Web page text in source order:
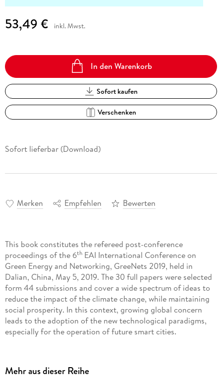
53,49 € inkl. Mwst.
In den Warenkorb
Sofort kaufen
Verschenken
Sofort lieferbar (Download)
Merken Empfehlen Bewerten
This book constitutes the refereed post-conference
proceedings of the 6thEAI International Conference on
Green Energy and Networking, GreeNets 2019, held in
Dalian, China, May 5, 2019. The 30 full papers were selected
form 44 submissions and cover a wide spectrum of ideas to
reduce the impact of the climate change, while maintaining
social prosperity. In this context, growing global concern
leads to the adoption of the new technological paradigms,
especially for the operation of future smart cities.
Inhaltsverzeichnis
The Research of Non-cooperative Power Control method
Mehr aus dieser Reihe